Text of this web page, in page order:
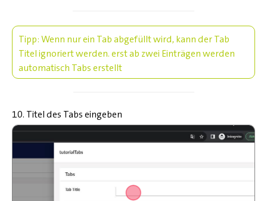
Tipp: Wenn nur ein Tab abgefüllt wird, kann der Tab
Titel ignoriert werden. erst ab zwei Einträgen werden
automatisch Tabs erstellt
10. Titel des Tabs eingeben